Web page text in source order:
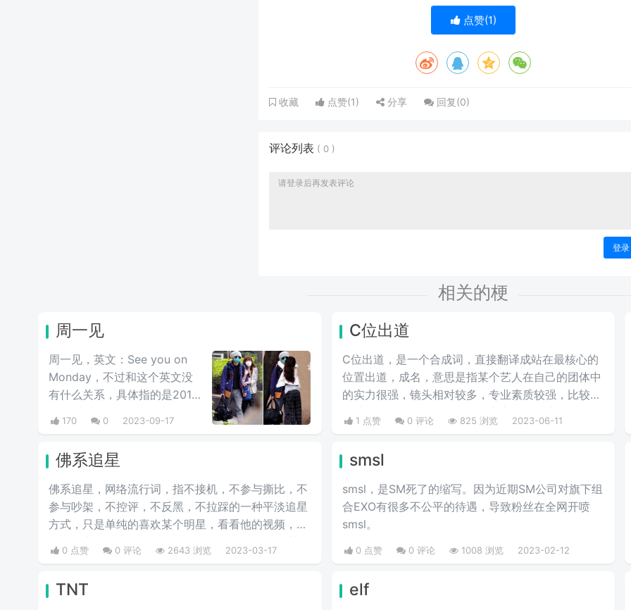
点赞(1)
收藏 点赞(1) 分享 回复(0)
评论列表 ( 0 )
登录
相关的梗
周一见
周一见，英文：See you on
Monday，不过和这个英文没
有什么关系，具体指的是2014
年的“文章姚笛周一见”事件，
简单说就是明星文章在妻子马
被狗仔卓伟曝光的事件，主角
为文章和姚笛，奠定了卓伟“第
一狗仔”的地位，也让主角团三
人的命运发生了翻天覆地的变
170 0 2023-09-17
C位出道
C位出道，是一个合成词，直接翻译成站在最核心的
位置出道，成名，意思是指某个艺人在自己的团体中
的实力很强，镜头相对较多，专业素质较强，比较容
易被人记住的，是团队的灵魂中心人物。该词源于各
种团体选秀节目（如：《创造101》）的爆火。其中C
害的人。类似冠军。火于以《偶像练习生》为代表的
一系列网络偶像团体选拔节目。
1 点赞 0 评论 825 浏览 2023-06-11
佛系追星
佛系追星，网络流行词，指不接机，不参与撕比，不
参与吵架，不控评，不反黑，不拉踩的一种平淡追星
方式，只是单纯的喜欢某个明星，看看他的视频，听
听他的音乐，而不参与粉丝圈的撕比、控评以及应援
等行为，是饭圈老粉的常见状态。
0 点赞 0 评论 2643 浏览 2023-03-17
smsl
smsl，是SM死了的缩写。因为近期SM公司对旗下组
合EXO有很多不公平的待遇，导致粉丝在全网开喷
smsl。
0 点赞 0 评论 1008 浏览 2023-02-12
TNT elf